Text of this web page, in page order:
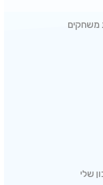
משחקים
שלי